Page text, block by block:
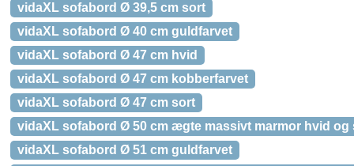
vidaXL sofabord Ø 39,5 cm sort
vidaXL sofabord Ø 40 cm guldfarvet
vidaXL sofabord Ø 47 cm hvid
vidaXL sofabord Ø 47 cm kobberfarvet
vidaXL sofabord Ø 47 cm sort
vidaXL sofabord Ø 50 cm ægte massivt marmor hvid og
vidaXL sofabord Ø 51 cm guldfarvet